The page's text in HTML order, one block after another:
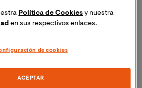
Mejor TFT de VIU y mejor
entregarán en el marco de las
Política de Cookies y nuestra
en sus respectivos enlaces.
de cookies
ACEPTAR